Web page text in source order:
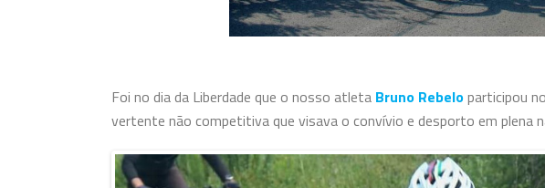
Foi no dia da Liberdade que o nosso atleta Bruno Rebeloparticipou
vertente não competitiva que visava o convívio e desporto em plena